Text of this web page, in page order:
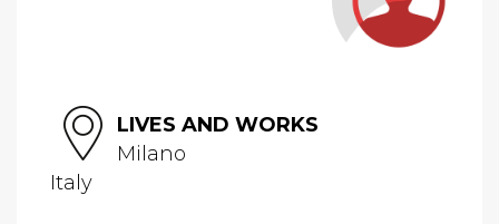
LIVES AND WORKS
Milano
Italy